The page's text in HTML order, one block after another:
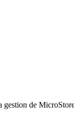
gestion de